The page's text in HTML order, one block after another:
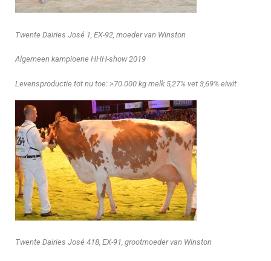
Twente Dairies José 1, EX-92, moeder van Winston
Algemeen kampioene HHH-show 2019
Levensproductie tot nu toe: >70.000 kg melk 5,27% vet 3,69% eiwit
Twente Dairies José 418, EX-91, grootmoeder van Winston